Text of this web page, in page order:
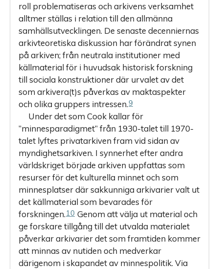
roll problematiseras och arkivens verksamhet
alltmer ställas i relation till den allmänna
samhällsutvecklingen. De senaste decenniernas
arkivteoretiska diskussion har förändrat synen
på arkiven; från neutrala institutioner med
källmaterial för i huvudsak historisk forskning
till sociala konstruktioner där urvalet av det
som arkivera(t)s påverkas av maktaspekter
och olika gruppers intressen.9
Under det som Cook kallar för
”minnesparadigmet” från 1930-talet till 1970-
talet lyftes privatarkiven fram vid sidan av
myndighetsarkiven. I synnerhet efter andra
världskriget började arkiven uppfattas som
resurser för det kulturella minnet och som
minnesplatser där sakkunniga arkivarier valt ut
det källmaterial som bevarades för
forskningen.10 Genom att välja ut material och
ge forskare tillgång till det utvalda materialet
påverkar arkivarier det som framtiden kommer
att minnas av nutiden och medverkar
därigenom i skapandet av minnespolitik. Via